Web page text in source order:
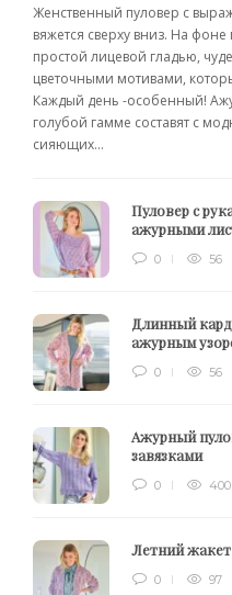
Женственный пуловер с
вяжется сверху вниз. На
простой лицевой гладью,
цветочными мотивами,
Каждый день -особенный!
голубой гамме составят с
сияющих...
Пуловер с
ажурными
0 56
Длинный
ажурным
0 56
Ажурный
завязками
0 400
Летний
0 97